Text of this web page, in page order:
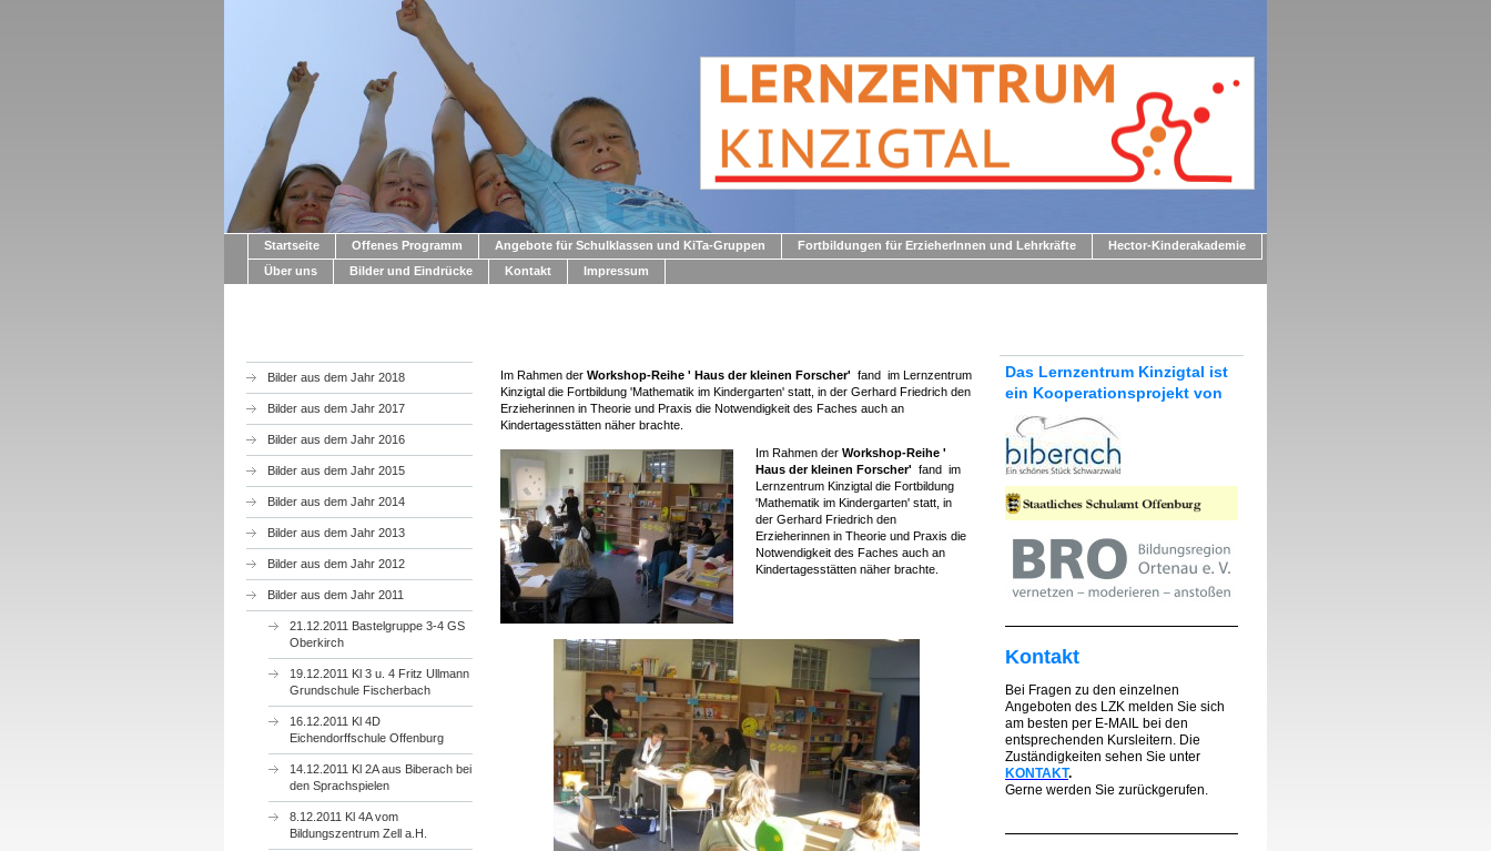
Startseite Offenes Programm Angebote für Schulklassen und KiTa-Gruppen Fortbildungen für ErzieherInnen und Lehrkräfte
Hector-Kinderakademie
Über uns
Bilder und Eindrücke Kontakt Impressum
Bilder aus dem Jahr 2018
Bilder aus dem Jahr 2017
Bilder aus dem Jahr 2016
Bilder aus dem Jahr 2015
Bilder aus dem Jahr 2014
Bilder aus dem Jahr 2013
Bilder aus dem Jahr 2012
Bilder aus dem Jahr 2011
21.12.2011 Bastelgruppe 3-4 GS
Oberkirch
19.12.2011 Kl 3 u. 4 Fritz Ullmann
Grundschule Fischerbach
16.12.2011 Kl 4D
Eichendorffschule Offenburg
14.12.2011 Kl 2A aus Biberach bei
den Sprachspielen
8.12.2011 Kl 4A vom
Bildungszentrum Zell a.H.
Im Rahmen der Workshop-Reihe ' Haus der kleinen Forscher' fand im Lernzentrum
Kinzigtal die Fortbildung 'Mathematik im Kindergarten' statt, in der Gerhard Friedrich den
Erzieherinnen in Theorie und Praxis die Notwendigkeit des Faches auch an
Kindertagesstätten näher brachte.
Im Rahmen der Workshop-Reihe '
Haus der kleinen Forscher' fand im
Lernzentrum Kinzigtal die Fortbildung
'Mathematik im Kindergarten' statt, in
der Gerhard Friedrich den
Erzieherinnen in Theorie und Praxis die
Notwendigkeit des Faches auch an
Kindertagesstätten näher brachte.
Das Lernzentrum Kinzigtal ist
ein Kooperationsprojekt von
Kontakt
Bei Fragen zu den einzelnen
Angeboten des LZK melden Sie sich
am besten per E-MAIL bei den
entsprechenden Kursleitern. Die
Zuständigkeiten sehen Sie unter
KONTAKT.
Gerne werden Sie zurückgerufen.